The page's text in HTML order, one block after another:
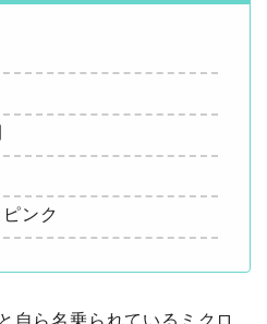
ンク
自ら名乗られているミクロ